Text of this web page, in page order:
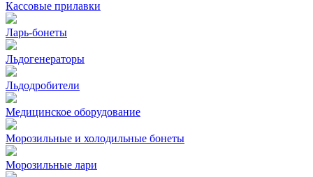
Кассовые прилавки
Ларь-бонеты
Льдогенераторы
Льдодробители
Медицинское оборудование
Морозильные и холодильные бонеты
Морозильные лари